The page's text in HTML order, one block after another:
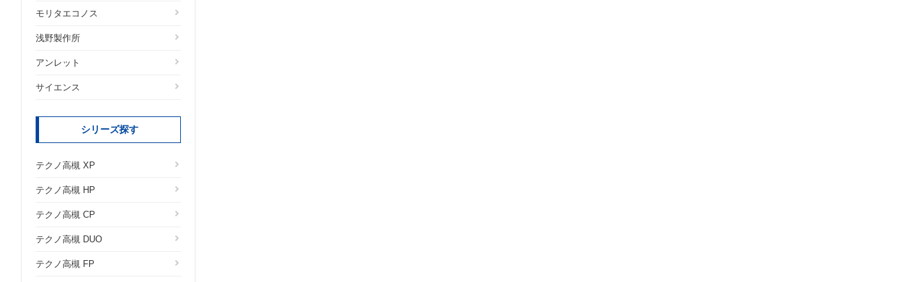
モリタエコノス
浅野製作所
アンレット
サイエンス
シリーズ探す
テクノ高槻 XP
テクノ高槻 HP
テクノ高槻 CP
テクノ高槻 DUO
テクノ高槻 FP